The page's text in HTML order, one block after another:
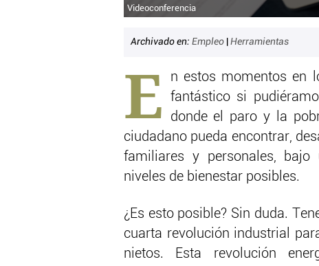
Videoconferencia
Archivado en: Empleo Herramientas
E
n estos momentos en
fantástico si
donde el paro y la
ciudadano pueda encontrar,
familiares y personales,
niveles de bienestar posibles.
¿Es esto posible? Sin duda.
cuarta revolución industrial
nietos. Esta revolución